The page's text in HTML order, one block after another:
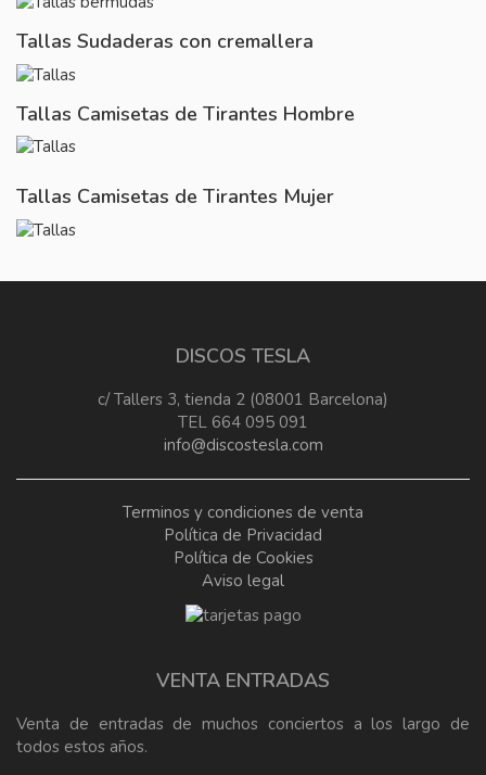
Tallas Sudaderas con cremallera
Tallas Camisetas de Tirantes Hombre
Tallas Camisetas de Tirantes Mujer
DISCOS TESLA
c/ Tallers 3, tienda 2 (08001 Barcelona)
TEL 664 095 091
info@discostesla.com
Terminos y condiciones de venta
Política de Privacidad
Política de Cookies
Aviso legal
VENTA ENTRADAS
Venta de entradas de muchos conciertos a los largo de
todos estos años.